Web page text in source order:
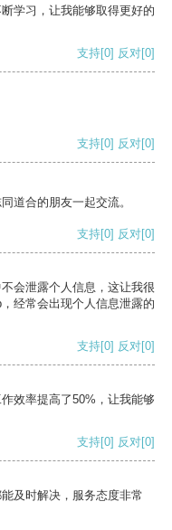
学习，让我能够取得更好的
支持[0] 反对[0]
支持[0] 反对[0]
道合的朋友一起交流。
支持[0] 反对[0]
会泄露个人信息，这让我很
经常会出现个人信息泄露的
支持[0] 反对[0]
效率提高了50%，让我能够
支持[0] 反对[0]
及时解决，服务态度非常